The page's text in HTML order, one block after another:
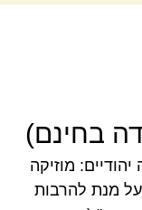
בחינם)
מוזיקה
על מנת להרבות